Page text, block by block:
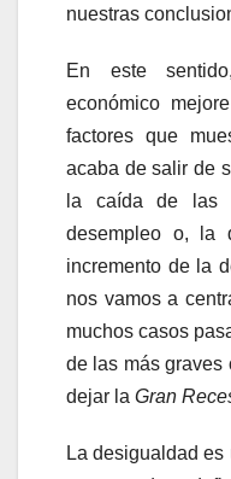
nuestras
En este
económico
factores que
acaba de salir de
la caída de las
desempleo o, la
incremento de la
nos vamos a
muchos casos
de las más graves
dejar la Gran
La desigualdad